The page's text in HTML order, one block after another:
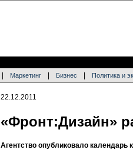
Маркетинг Бизнес Политика и
22.12.2011
«Фронт:Дизайн»
Агентство опубликовало календарь